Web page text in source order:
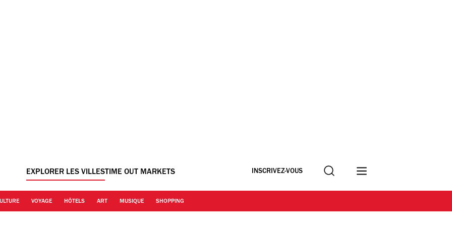
EXPLORER LES VILLESTIME OUT MARKETS INSCRIVEZ-VOUS Recherche
VOYAGE HÔTELS ART MUSIQUE SHOPPING